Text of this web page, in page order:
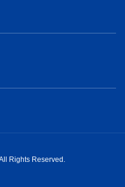
Rights Reserved.